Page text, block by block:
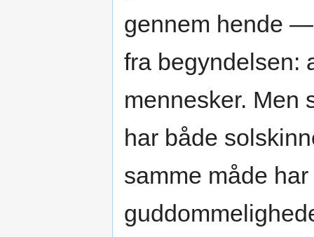
gennem hende
fra begyndelsen:
mennesker. Men
har både
samme måde